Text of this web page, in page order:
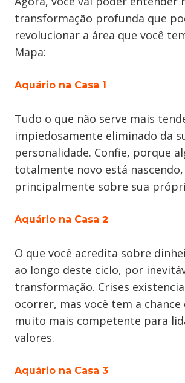
transformação profunda que
revolucionar a área que você
Mapa:
Aquário na Casa 1
Tudo o que não serve mais
impiedosamente eliminado da
personalidade. Confie, porque
totalmente novo está nascendo,
principalmente sobre sua
Aquário na Casa 2
O que você acredita sobre
ao longo deste ciclo, por
transformação. Crises
ocorrer, mas você tem a
muito mais competente para
valores.
Aquário na Casa 3